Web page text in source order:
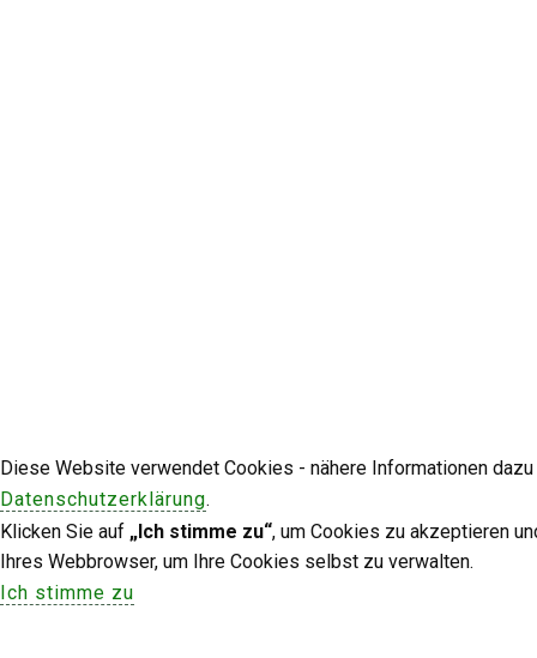
Diese Website verwendet Cookies - nähere Informationen
Datenschutzerklärung.
Klicken Sie auf „Ich stimme zu“, um Cookies zu akzeptieren
Ihres Webbrowser, um Ihre Cookies selbst zu verwalten.
Ich stimme zu